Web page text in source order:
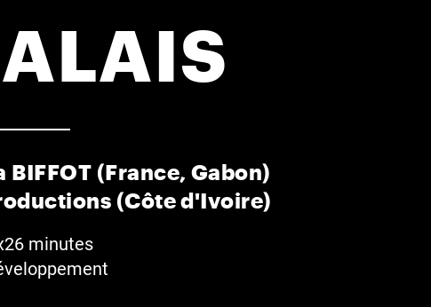
(France, Gabon)
(Côte d'Ivoire)
minutes